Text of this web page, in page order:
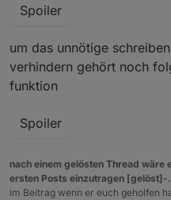
Spoiler
um das unnötige
verhindern gehört noch
funktion
Spoiler
nach einem gelösten Thread
ersten Posts einzutragen [gelöst]-
im Beitrag wenn er euch geholfen